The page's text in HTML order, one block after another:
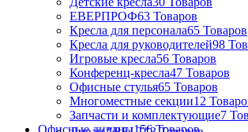
ЕВЕРПРОФ63 Товаров
Кресла для персонала65 Товаров
Кресла для руководителей98
Игровые кресла56 Товаров
Конференц-кресла47 Товаров
Офисные стулья65 Товаров
Многоместные секции12
Запчасти и комплектующие7
Офисные диваны156 Товаров